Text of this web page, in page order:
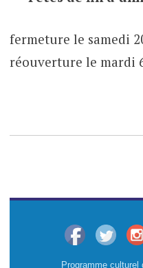
fermeture le samedi
réouverture le mardi
Programme culturel